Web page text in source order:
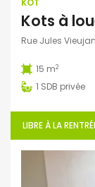
KOT
Kots à
Rue Jules
15 m2
1 SDB privée
LIBRE À LA